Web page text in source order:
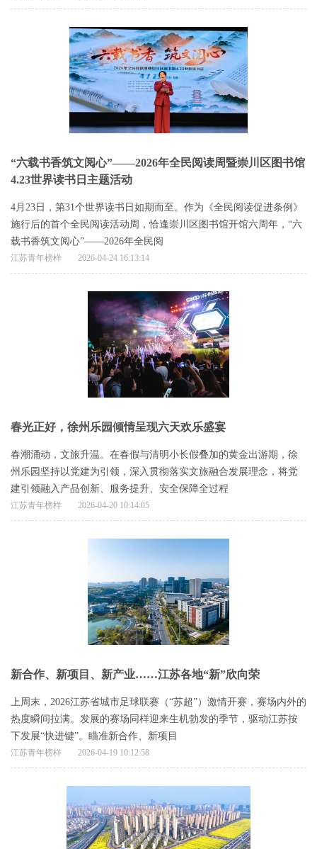
“六载书香筑文阅心”——2026年全民阅读周暨崇川区图书馆
4.23世界读书日主题活动
4月23日，第31个世界读书日如期而至。作为《全民阅读促进条例》
施行后的首个全民阅读活动周，恰逢崇川区图书馆开馆六周年，“六
载书香筑文阅心”——2026年全民阅
江苏青年榜样 2026-04-24 16:13:14
春光正好，徐州乐园倾情呈现六天欢乐盛宴
春潮涌动，文旅升温。在春假与清明小长假叠加的黄金出游期，徐
州乐园坚持以党建为引领，深入贯彻落实文旅融合发展理念，将党
建引领融入产品创新、服务提升、安全保障全过程
江苏青年榜样 2026-04-20 10:14:05
新合作、新项目、新产业……江苏各地“新”欣向荣
上周末，2026江苏省城市足球联赛（“苏超”）激情开赛，赛场内外的
热度瞬间拉满。发展的赛场同样迎来生机勃发的季节，驱动江苏按
下发展“快进键”。瞄准新合作、新项目
江苏青年榜样 2026-04-19 10:12:58